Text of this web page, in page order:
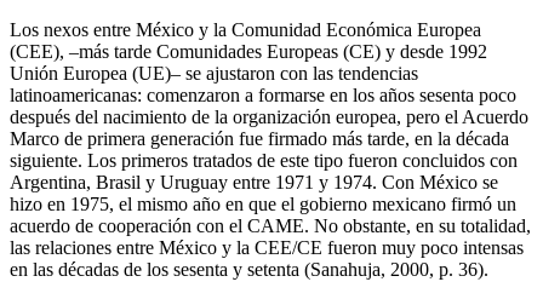
Los nexos entre México y la Comunidad Económica Europea
(CEE), –más tarde Comunidades Europeas (CE) y desde 1992
Unión Europea (UE)– se ajustaron con las tendencias
latinoamericanas: comenzaron a formarse en los años sesenta poco
después del nacimiento de la organización europea, pero el Acuerdo
Marco de primera generación fue firmado más tarde, en la década
siguiente. Los primeros tratados de este tipo fueron concluidos con
Argentina, Brasil y Uruguay entre 1971 y 1974. Con México se
hizo en 1975, el mismo año en que el gobierno mexicano firmó un
acuerdo de cooperación con el CAME. No obstante, en su totalidad,
las relaciones entre México y la CEE/CE fueron muy poco intensas
en las décadas de los sesenta y setenta (Sanahuja, 2000, p. 36).